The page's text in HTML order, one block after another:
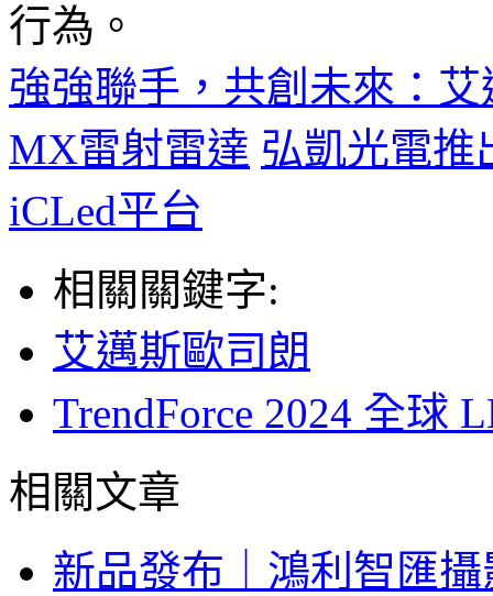
行為。
強強聯手，共創未來：
MX雷射雷達 弘凱光電推
iCLed平台
相關關鍵字:
艾邁斯歐司朗
TrendForce 2024 全球
相關文章
新品發布｜鴻利智匯